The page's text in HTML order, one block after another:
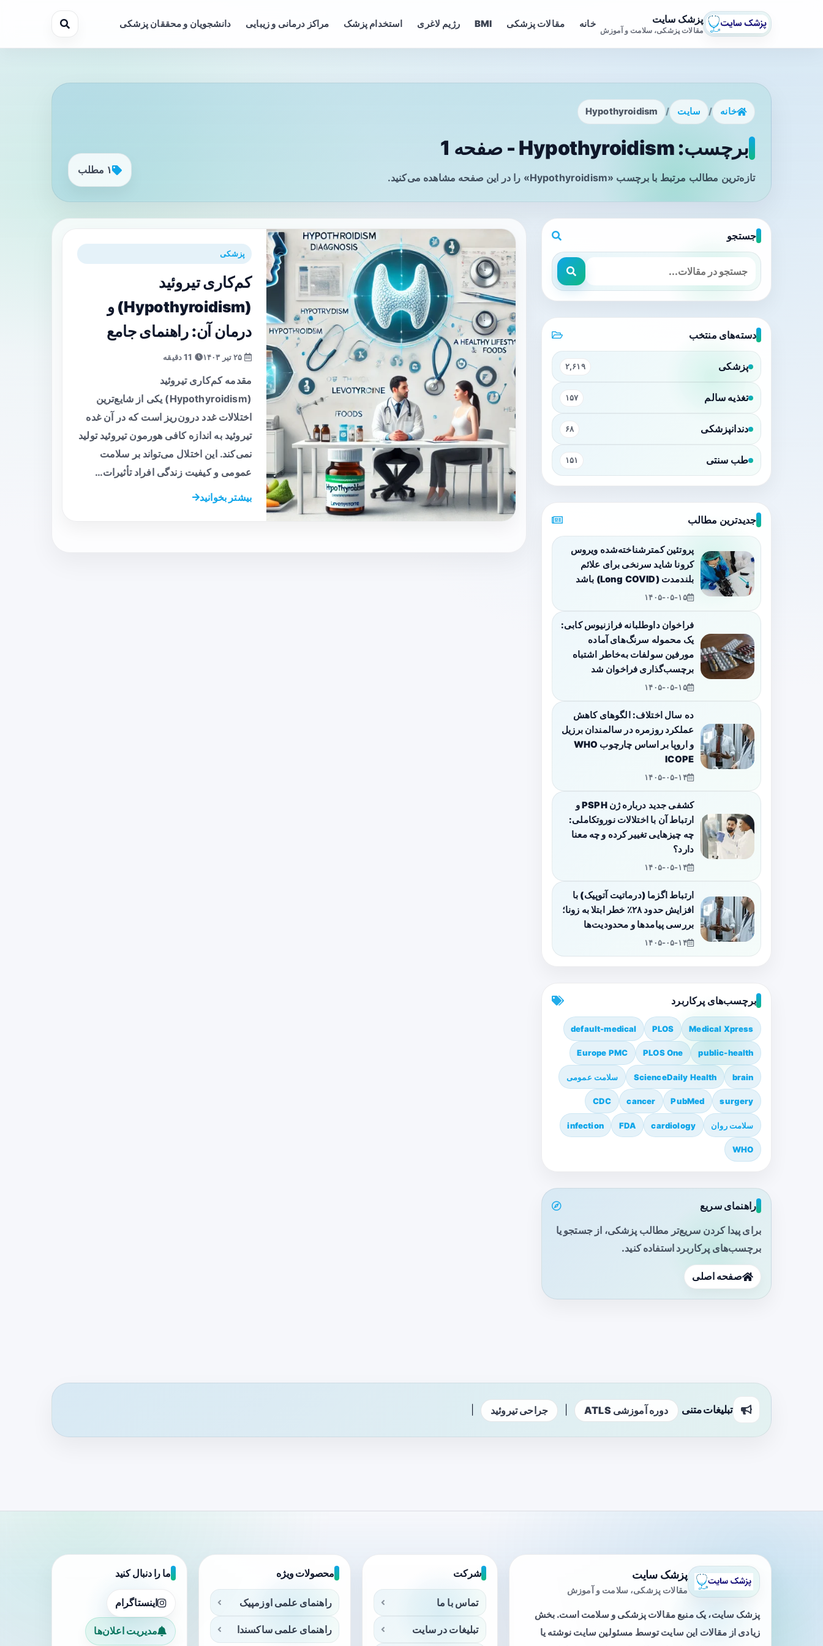
پزشک سایت
مقالات پزشکی، سلامت و آموزش
خانه مقالات پزشکی BMI رژیم لاغری استخدام پزشک مراکز درمانی و زیبایی دانشجویان و محققان پزشکی
خانه / سایت /
Hypothyroidism
برچسب: Hypothyroidism - صفحه 1
تازه‌ترین مطالب مرتبط با برچسب «Hypothyroidism» را در این صفحه مشاهده می‌کنید.
۱ مطلب
پزشکی
کم‌کاری تیروئید
(Hypothyroidism) و
درمان آن: راهنمای جامع
مقدمه کم‌کاری تیروئید
(Hypothyroidism) یکی از شایع‌ترین
اختلالات غدد درون‌ریز است که در آن غده
تیروئید به اندازه کافی هورمون تیروئید تولید
نمی‌کند. این اختلال می‌تواند بر سلامت
عمومی و کیفیت زندگی افراد تأثیرات…
بیشتر بخوانید
جستجو
دسته‌های منتخب
پزشکی ۲,۶۱۹
تغذیه سالم ۱۵۷
دندانپزشکی ۶۸
طب سنتی ۱۵۱
جدیدترین مطالب
پروتئین کمترشناخته‌شده ویروس
کرونا شاید سرنخی برای علائم
بلندمدت (Long COVID) باشد
۱۴۰۵-۰۵-۱۵
فراخوان داوطلبانه فرازنیوس کابی:
یک محموله سرنگ‌های آماده
مورفین سولفات به‌خاطر اشتباه
برچسب‌گذاری فراخوان شد
۱۴۰۵-۰۵-۱۵
ده سال اختلاف: الگوهای کاهش
عملکرد روزمره در سالمندان برزیل
و اروپا بر اساس چارچوب WHO
ICOPE
۱۴۰۵-۰۵-۱۴
کشفی جدید درباره ژن PSPH و
ارتباط آن با اختلالات نوروتکاملی:
چه چیزهایی تغییر کرده و چه معنا
دارد؟
۱۴۰۵-۰۵-۱۴
ارتباط اگزما (درماتیت آتوپیک) با
افزایش حدود ۲۸٪ خطر ابتلا به زونا؛
بررسی پیامدها و محدودیت‌ها
۱۴۰۵-۰۵-۱۴
برچسب‌های پرکاربرد
Medical Xpress
PLOS
default-medical
public-health
PLOS One
Europe PMC
brain
ScienceDaily Health سلامت عمومی
surgery
PubMed
cancer
CDC
سلامت روان cardiology
FDA
infection
WHO
راهنمای سریع
برای پیدا کردن سریع‌تر مطالب پزشکی، از جستجو یا
برچسب‌های پرکاربرد استفاده کنید.
صفحه اصلی
تبلیغات متنی دوره آموزشی ATLS جراحی تیروئید
پزشک سایت
مقالات پزشکی، سلامت و آموزش
پزشک سایت، یک منبع مقالات پزشکی و سلامت است. بخش
زیادی از مقالات این سایت توسط مسئولین سایت نوشته یا
شرکت
تماس با ما
تبلیغات در سایت
محصولات ویژه
راهنمای علمی اوزمپیک
راهنمای علمی ساکسندا
ما را دنبال کنید
اینستاگرام
مدیریت اعلان‌ها